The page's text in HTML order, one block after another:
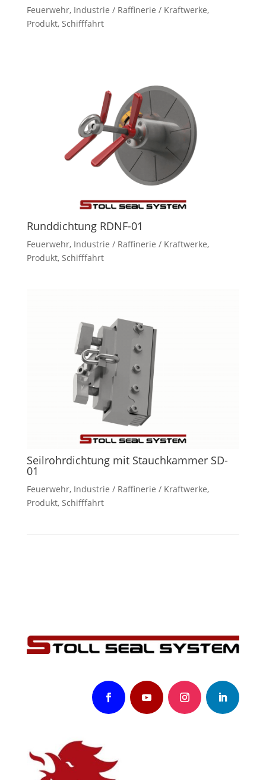
Feuerwehr, Industrie / Raffinerie / Kraftwerke,
Produkt, Schifffahrt
Runddichtung RDNF-01
Feuerwehr, Industrie / Raffinerie / Kraftwerke,
Produkt, Schifffahrt
Seilrohrdichtung mit Stauchkammer SD-
01
Feuerwehr, Industrie / Raffinerie / Kraftwerke,
Produkt, Schifffahrt